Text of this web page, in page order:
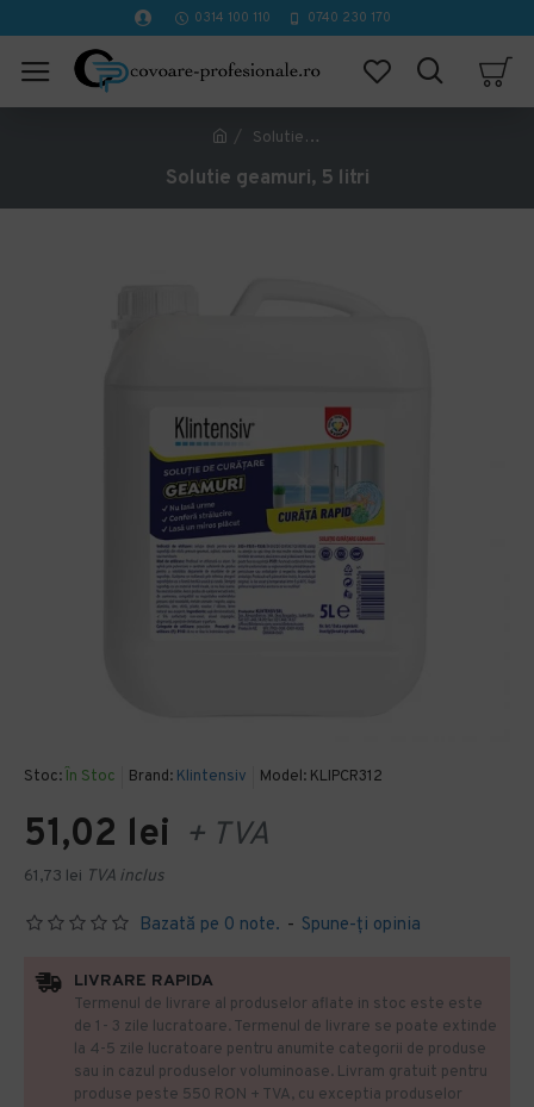
0314 100 110 0740 230 170
Solutie geamuri, 5 litri
Solutie geamuri, 5 litri
Stoc: În Stoc Brand: Klintensiv Model: KLIPCR312
Bazată pe 0 note. - Spune-ţi opinia
51,02 lei + TVA
61,73 lei TVA inclus
LIVRARE RAPIDA
Termenul de livrare al produselor aflate in stoc este este
de 1- 3 zile lucratoare. Termenul de livrare se poate extinde
la 4-5 zile lucratoare pentru anumite categorii de produse
sau in cazul produselor voluminoase. Livram gratuit pentru
produse peste 550 RON + TVA, cu exceptia produselor